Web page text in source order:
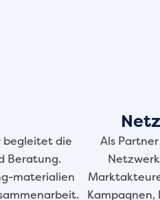
begleitet die
Beratung.
materialien
Als
Kampagnen,